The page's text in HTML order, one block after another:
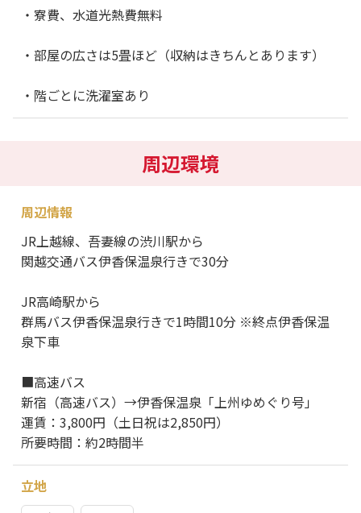
・寮費、水道光熱費無料
・部屋の広さは5畳ほど（収納はきちんとあります）
・階ごとに洗濯室あり
周辺環境
周辺情報
JR上越線、吾妻線の渋川駅から
関越交通バス伊香保温泉行きで30分
JR高崎駅から
群馬バス伊香保温泉行きで1時間10分 ※終点伊香保温
泉下車
■高速バス
新宿（高速バス）→伊香保温泉「上州ゆめぐり号」
運賃：3,800円（土日祝は2,850円）
所要時間：約2時間半
立地